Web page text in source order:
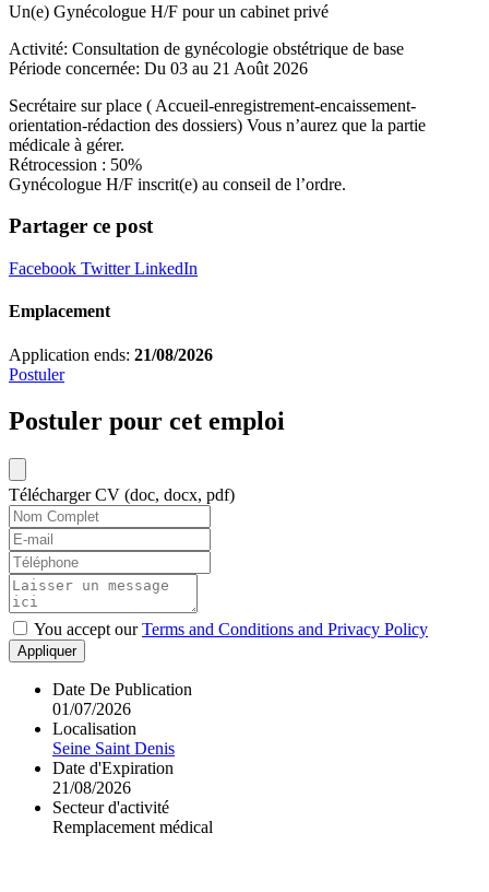
Un(e) Gynécologue H/F pour un cabinet privé
Activité: Consultation de gynécologie obstétrique de base
Période concernée: Du 03 au 21 Août 2026
Secrétaire sur place ( Accueil-enregistrement-encaissement-
orientation-rédaction des dossiers) Vous n’aurez que la partie
médicale à gérer.
Rétrocession : 50%
Gynécologue H/F inscrit(e) au conseil de l’ordre.
Partager ce post
Facebook TwitterLinkedIn
Emplacement
Application ends: 21/08/2026
Postuler
Postuler pour cet emploi
Télécharger CV (doc, docx, pdf)
You accept ourTerms and Conditions and Privacy Policy
Appliquer
Date De Publication
01/07/2026
Localisation
Seine Saint Denis
Date d'Expiration
21/08/2026
Secteur d'activité
Remplacement médical